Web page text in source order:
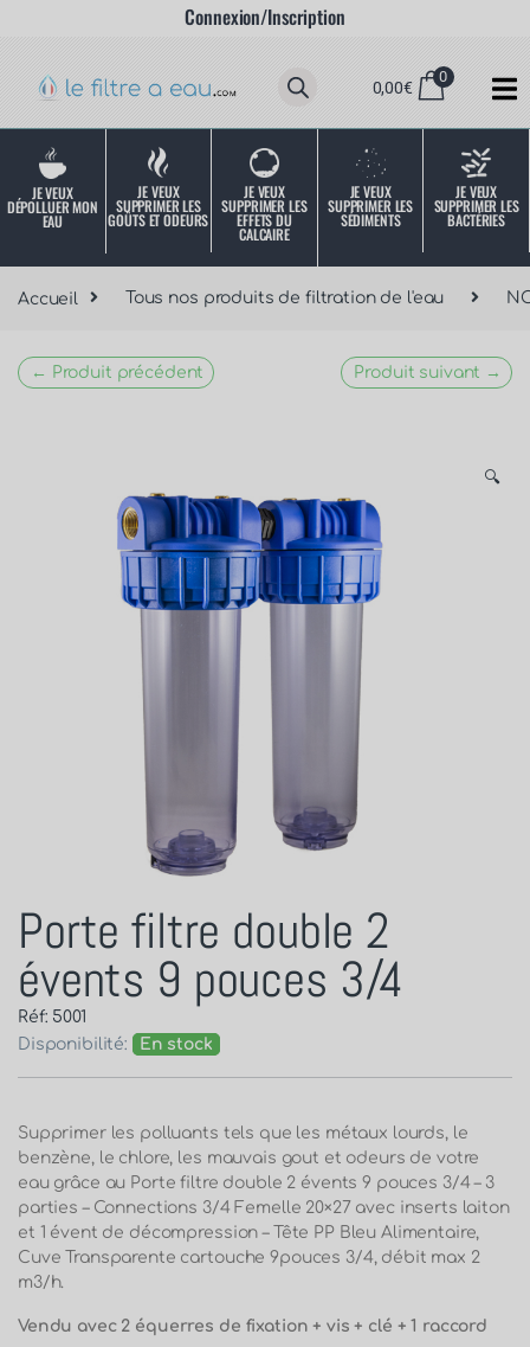
Connexion/Inscription
0,00€
0
JE VEUX
DÉPOLLUER MON
EAU
JE VEUX
SUPPRIMER LES
GOÛTS ET ODEURS
JE VEUX
SUPPRIMER LES
EFFETS DU
CALCAIRE
JE VEUX
SUPPRIMER LES
SÉDIMENTS
JE VEUX
SUPPRIMER LES
BACTÉRIES
Accueil Tous nos produits de filtration de l'eau
← Produit précédent Produit suivant →
🔍
Porte filtre double 2
évents 9 pouces 3/4
Réf: 5001
Disponibilité:
En stock
Supprimer les polluants tels que les métaux lourds, le
benzène, le chlore, les mauvais gout et odeurs de votre
eau grâce au Porte filtre double 2 évents 9 pouces 3/4 – 3
parties – Connections 3/4 Femelle 20×27 avec inserts laiton
et 1 évent de décompression – Tête PP Bleu Alimentaire,
Cuve Transparente cartouche 9pouces 3/4, débit max 2
m3/h.
Vendu avec 2 équerres de fixation + vis + clé + 1 raccord